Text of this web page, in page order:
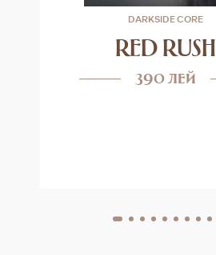
DARKSIDE CORE
RED RUSH
390 лей